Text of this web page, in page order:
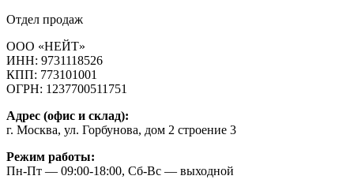
Отдел продаж
ООО «НЕЙТ»
ИНН: 9731118526
КПП: 773101001
ОГРН: 1237700511751
Адрес (офис и склад):
г. Москва, ул. Горбунова, дом 2 строение 3
Режим работы:
Пн-Пт — 09:00-18:00, Сб-Вс — выходной